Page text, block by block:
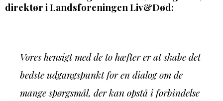
direktør i Landsforeningen Liv&Død:
Vores hensigt med de to hæfter er at skabe det
bedste udgangspunkt for en dialog om de
mange spørgsmål, der kan opstå i forbindelse